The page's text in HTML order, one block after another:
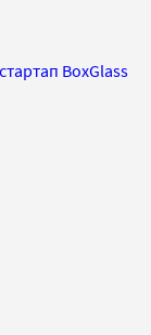
BoxGlass